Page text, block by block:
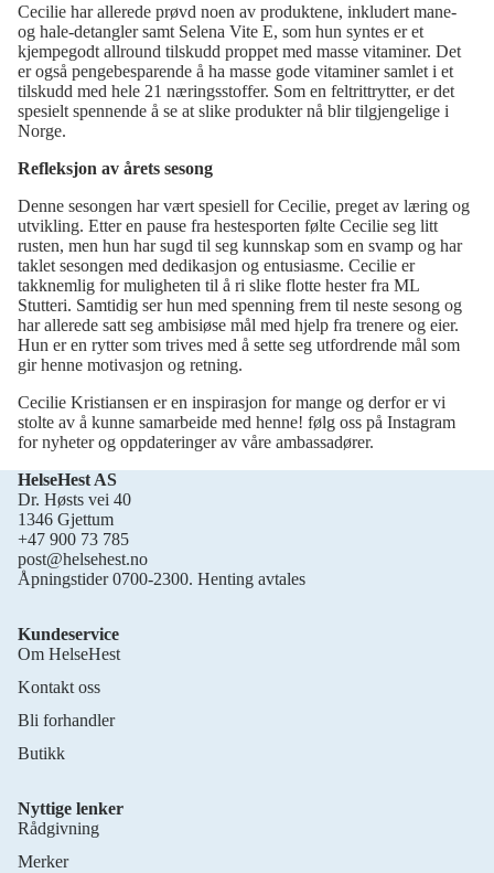
Cecilie har allerede prøvd noen av produktene, inkludert mane-
og hale-detangler samt Selena Vite E, som hun syntes er et
kjempegodt allround tilskudd proppet med masse vitaminer. Det
er også pengebesparende å ha masse gode vitaminer samlet i et
tilskudd med hele 21 næringsstoffer. Som en feltrittrytter, er det
spesielt spennende å se at slike produkter nå blir tilgjengelige i
Norge.
Refleksjon av årets sesong
Denne sesongen har vært spesiell for Cecilie, preget av læring og
utvikling. Etter en pause fra hestesporten følte Cecilie seg litt
rusten, men hun har sugd til seg kunnskap som en svamp og har
taklet sesongen med dedikasjon og entusiasme. Cecilie er
takknemlig for muligheten til å ri slike flotte hester fra ML
Stutteri. Samtidig ser hun med spenning frem til neste sesong og
har allerede satt seg ambisiøse mål med hjelp fra trenere og eier.
Hun er en rytter som trives med å sette seg utfordrende mål som
gir henne motivasjon og retning.
Cecilie Kristiansen er en inspirasjon for mange og derfor er vi
stolte av å kunne samarbeide med henne! følg oss på Instagram
for nyheter og oppdateringer av våre ambassadører.
HelseHest AS
Dr. Høsts vei 40
1346 Gjettum
+47 900 73 785
post@helsehest.no
Åpningstider 0700-2300. Henting avtales
Kundeservice
Om HelseHest
Kontakt oss
Bli forhandler
Butikk
Nyttige lenker
Rådgivning
Merker